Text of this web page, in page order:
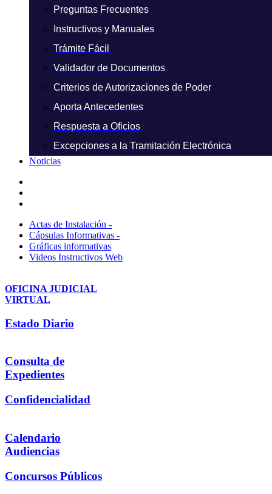
Preguntas Frecuentes
Instructivos y Manuales
Trámite Fácil
Validador de Documentos
Criterios de Autorizaciones de Poder
Aporta Antecedentes
Respuesta a Oficios
Excepciones a la Tramitación Electrónica
Noticias
Actas de Instalación -
Cápsulas Informativas -
Gráficas informativas
Videos Instructivos Web
OFICINA JUDICIAL
VIRTUAL
Estado Diario
Consulta de
Expedientes
Confidencialidad
Calendario
Audiencias
Concursos Públicos